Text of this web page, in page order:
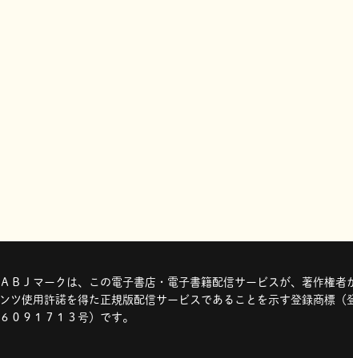
ＡＢＪマークは、この電子書店・電子書籍配信サービスが、著作権者
ンツ使用許諾を得た正規版配信サービスであることを示す登録商標（
６０９１７１３号）です。